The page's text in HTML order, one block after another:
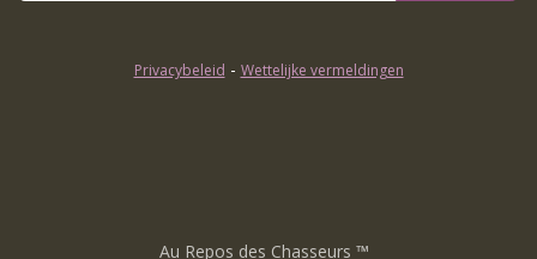
Privacybeleid - Wettelijke vermeldingen
Au Repos des Chasseurs ™